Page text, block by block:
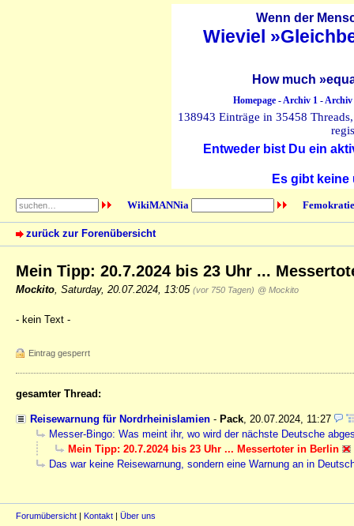
Wenn der
Wieviel
How much
Homepage-Archiv 1-Archiv
138943 Einträge in 35458
Entweder bist Du ein
Es gibt
WikiMANNia
zurück zur Forenübersicht
Mein Tipp: 20.7.2024 bis 23 Uhr ...
Mockito Saturday, 20.07.2024, 13:05 (vor 750 Tagen) @ Mockito
- kein Text -
Eintrag gesperrt
gesamter Thread:
Reisewarnung für Nordrheinislamien - Pack 20.07.2024, 11:27
Messer-Bingo: Was meint ihr, wo wird der nächste Deutsche
Mein Tipp: 20.7.2024 bis 23 Uhr ... Messertoter in Berlin
Das war keine Reisewarnung, sondern eine Warnung an in
Forumübersicht | Kontakt | Über uns